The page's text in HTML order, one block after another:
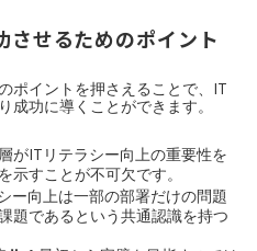
せるためのポイント
ポイントを押さえることで、IT
成功に導くことができます。
がITリテラシー向上の重要性を
示すことが不可欠です。
ー向上は一部の部署だけの問題
題であるという共通認識を持つ